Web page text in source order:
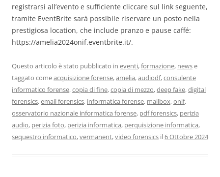
registrarsi all’evento e sufficiente cliccare sul link seguente,
tramite EventBrite sarà possibile riservare un posto nella
prestigiosa location, che include pranzo e pause caffé:
https://amelia2024onif.eventbrite.it/.
Questo articolo è stato pubblicato in eventi,formazione, newse
taggato comeacquisizione forense,amelia,audiodf,consulente
informatico forense,copia di fine,copia di mezzo,deep fake,digital
forensics,email forensics, informatica forense, mailbox,onif,
osservatorio nazionale informatica forense, pdf forensics, perizia
audio, perizia foto, perizia informatica, perquisizione informatica,
sequestro informatico,vermanent,video forensics il6 Ottobre 2024